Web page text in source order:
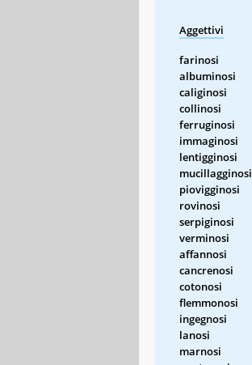
Aggettivi
farinosi
albuminosi
caliginosi
collinosi
ferruginosi
immaginosi
lentigginosi
mucillagginosi
piovigginosi
rovinosi
serpiginosi
verminosi
affannosi
cancrenosi
cotonosi
flemmonosi
ingegnosi
lanosi
marnosi